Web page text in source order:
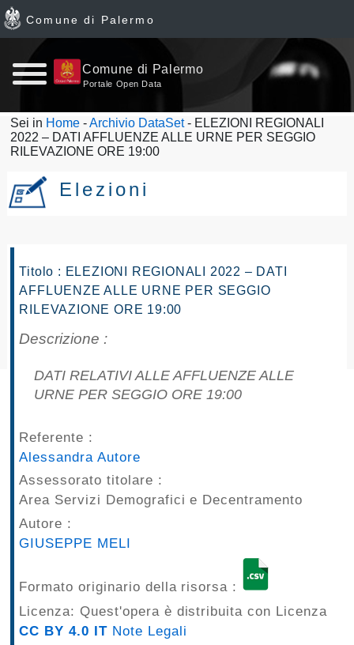
Home
News
Archivio
dataset
Report
pubblicazioni
Documenti
Linee
Guida
Open
Data
Comune di Palermo
Comune di Palermo
Portale Open Data
Sei in Home -Archivio DataSet- ELEZIONI REGIONALI
2022 – DATI AFFLUENZE ALLE URNE PER SEGGIO
RILEVAZIONE ORE 19:00
Elezioni
Titolo : ELEZIONI REGIONALI 2022 – DATI
AFFLUENZE ALLE URNE PER SEGGIO
RILEVAZIONE ORE 19:00
Descrizione :
DATI RELATIVI ALLE AFFLUENZE ALLE
URNE PER SEGGIO ORE 19:00
Referente :
Alessandra Autore
Assessorato titolare :
Area Servizi Demografici e Decentramento
Autore :
GIUSEPPE MELI
Formato originario della risorsa :
Licenza: Quest'opera è distribuita con Licenza
CC BY 4.0 IT Note Legali